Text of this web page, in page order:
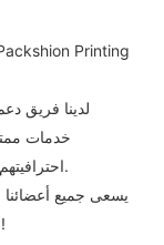
لدينا فريق
خدمات
احترافيتهم ودعمهم، اكتسبنا ثقة هذا العدد الكبير من العملاء.
يسعى جميع أعضائنا
المطبوعة حسب الطلب. احصل على عرض سعر!